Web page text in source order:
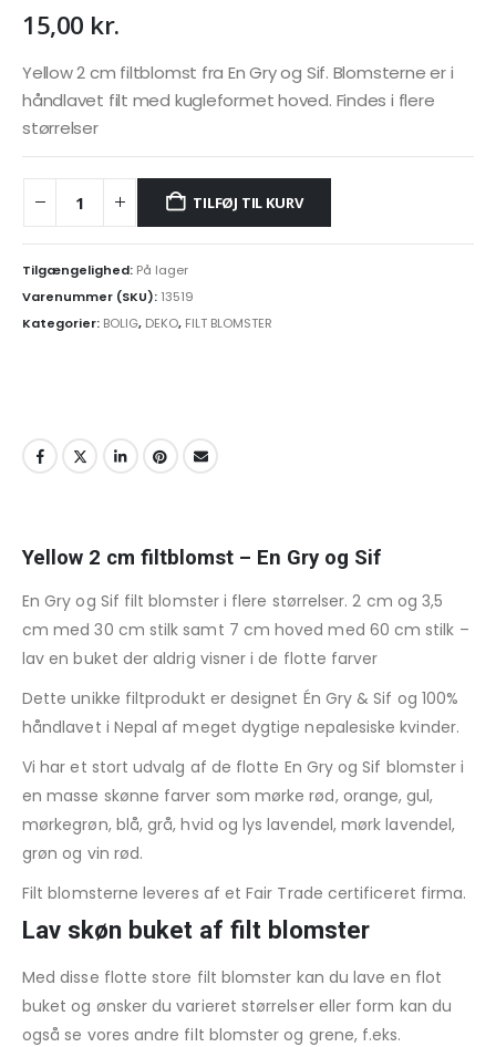
15,00 kr.
Yellow 2 cm filtblomst fra En Gry og Sif. Blomsterne er i
håndlavet filt med kugleformet hoved. Findes i flere
størrelser
TILFØJ TIL KURV
Tilgængelighed: På lager
Varenummer (SKU): 13519
Kategorier: BOLIG, DEKO, FILT BLOMSTER
Yellow 2 cm filtblomst – En Gry og Sif
En Gry og Sif filt blomster i flere størrelser. 2 cm og 3,5
cm med 30 cm stilk samt 7 cm hoved med 60 cm stilk –
lav en buket der aldrig visner i de flotte farver
Dette unikke filtprodukt er designet Én Gry & Sif og 100%
håndlavet i Nepal af meget dygtige nepalesiske kvinder.
Vi har et stort udvalg af de flotte En Gry og Sif blomster i
en masse skønne farver som mørke rød, orange, gul,
mørkegrøn, blå, grå, hvid og lys lavendel, mørk lavendel,
grøn og vin rød.
Filt blomsterne leveres af et Fair Trade certificeret firma.
Lav skøn buket af filt blomster
Med disse flotte store filt blomster kan du lave en flot
buket og ønsker du varieret størrelser eller form kan du
også se vores andre filt blomster og grene, f.eks.